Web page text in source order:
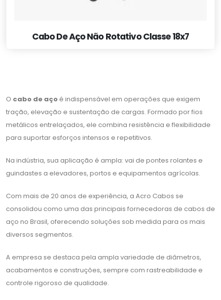
Cabo De Aço Não Rotativo Classe 18x7
O cabo de aço é indispensável em operações que exigem
tração, elevação e sustentação de cargas. Formado por fios
metálicos entrelaçados, ele combina resistência e flexibilidade
para suportar esforços intensos e repetitivos.
Na indústria, sua aplicação é ampla: vai de pontes rolantes e
guindastes a elevadores, portos e equipamentos agrícolas.
Com mais de 20 anos de experiência, a Acro Cabos se
consolidou como uma das principais fornecedoras de cabos de
aço no Brasil, oferecendo soluções sob medida para os mais
diversos segmentos.
A empresa se destaca pela ampla variedade de diâmetros,
acabamentos e construções, sempre com rastreabilidade e
controle rigoroso de qualidade.